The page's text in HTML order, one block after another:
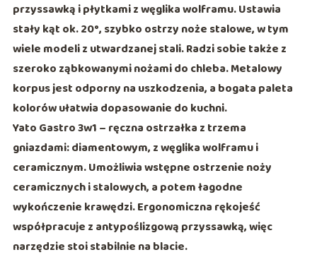
przyssawką i płytkami zwęglika wolframu. Ustawia
stały kąt ok.20°, szybko ostrzy noże stalowe, w tym
wiele modeli z utwardzanej stali. Radzi sobie także z
szeroko ząbkowanyminożami do chleba. Metalowy
korpus jest odporny na uszkodzenia, a bogata paleta
kolorów ułatwia dopasowanie do kuchni.
Yato Gastro 3w1 – ręczna ostrzałka z trzema
gniazdami: diamentowym, zwęglika wolframui
ceramicznym. Umożliwia wstępne ostrzenie noży
ceramicznych i stalowych, a potem łagodne
wykończenie krawędzi. Ergonomiczna rękojeść
współpracuje z antypoślizgową przyssawką, więc
narzędzie stoi stabilnie na blacie.